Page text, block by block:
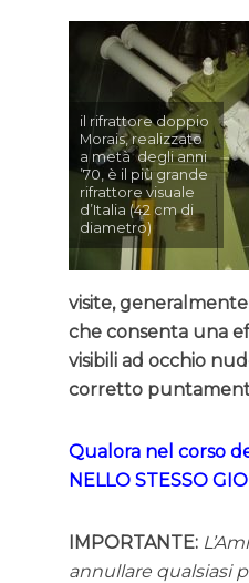
il rifrattore doppio
Morais, realizzato
a metà degli anni
’70, è il più grande
rifrattore visuale
d’Italia (42 cm di
diametro)
visite,
che consenta una
visibili ad occhio
corretto
Qualora nel corso
NELLO STESSO
IMPORTANTE:
annullare qualsiasi